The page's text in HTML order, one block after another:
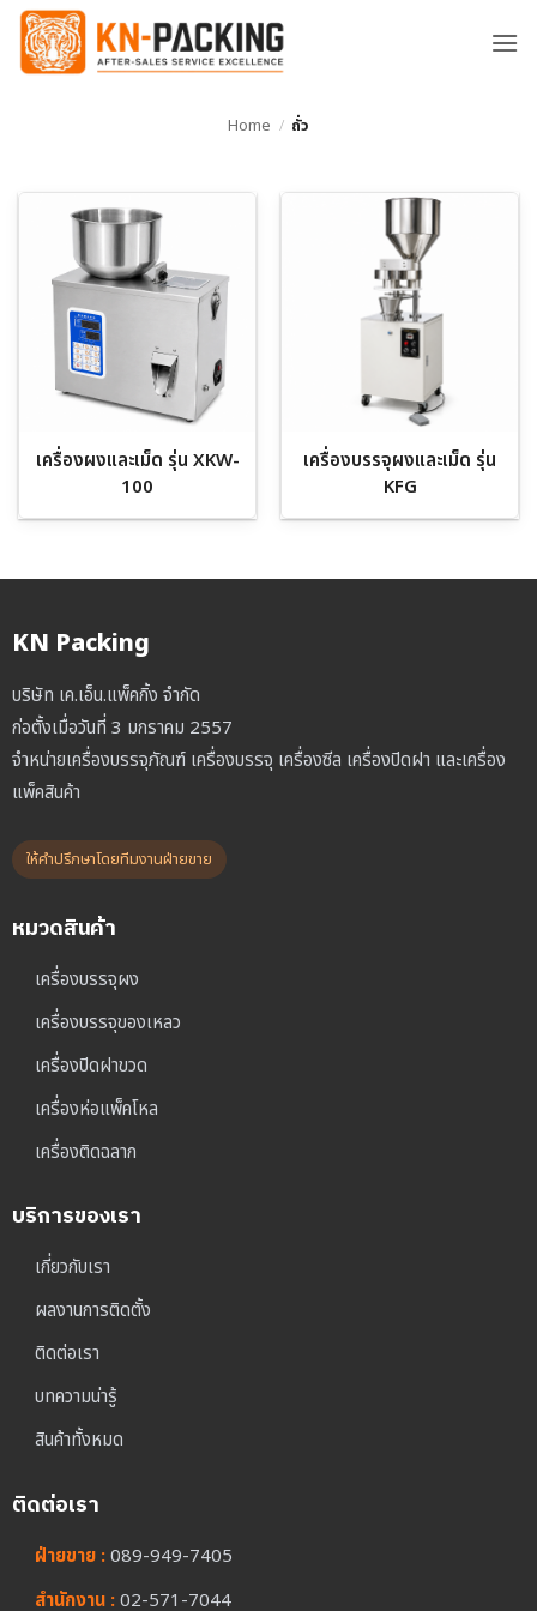
ข้าม
ยัง
Home / ถั่ว
เครื่องผงและเม็ด รุ่น XKW-
100
เครื่องบรรจุผงและเม็ด รุ่น
KFG
KN Packing
บริษัท เค.เอ็น.แพ็คกิ้ง จำกัด
ก่อตั้งเมื่อวันที่ 3 มกราคม 2557
จำหน่ายเครื่องบรรจุภัณฑ์ เครื่องบรรจุ เครื่องซีล เครื่องปิดฝา และเครื่อง
แพ็คสินค้า
ให้คำปรึกษาโดยทีมงานฝ่ายขาย
หมวดสินค้า
เครื่องบรรจุผง
เครื่องบรรจุของเหลว
เครื่องปิดฝาขวด
เครื่องห่อแพ็คโหล
เครื่องติดฉลาก
บริการของเรา
เกี่ยวกับเรา
ผลงานการติดตั้ง
ติดต่อเรา
บทความน่ารู้
สินค้าทั้งหมด
ติดต่อเรา
ฝ่ายขาย :089-949-7405
สำนักงาน :02-571-7044